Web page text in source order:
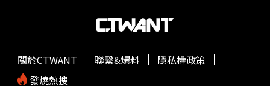
關於CTWANT 聯繫&爆料
隱私權政策
發燒熱搜